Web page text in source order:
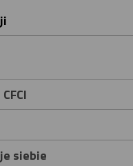
siebie